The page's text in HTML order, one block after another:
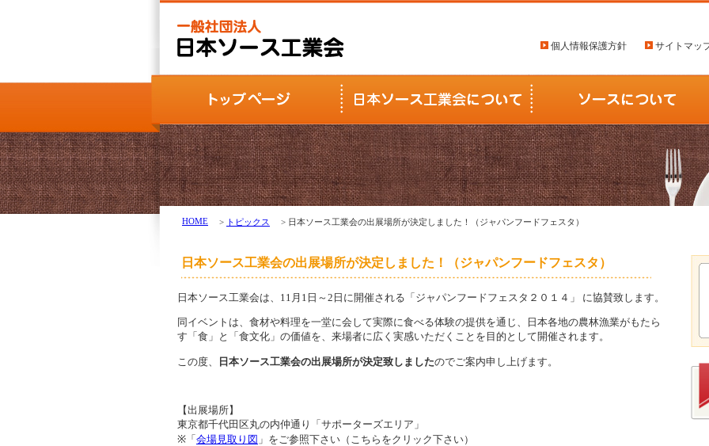
個人情報保護方針 サイトマッ
HOME > トピックス > 日本ソース工業会の出展場所が決定しました！（ジャパンフードフェスタ）
日本ソース工業会の出展場所が決定しました！（ジャパンフードフェスタ）
日本ソース工業会は、11月1日～2日に開催される「ジャパンフードフェスタ２０１４」 に協賛致します。
同イベントは、食材や料理を一堂に会して実際に食べる体験の提供を通じ、日本各地の農林漁業がもたら
す「食」と「食文化」の価値を、来場者に広く実感いただくことを目的として開催されます。
この度、 日本ソース工業会の出展場所が決定致しましたのでご案内申し上げます。
【出展場所】
東京都千代田区丸の内仲通り「サポーターズエリア」
※「 会場見取り図 」をご参照下さい（こちらをクリック下さい）